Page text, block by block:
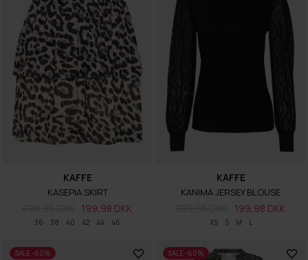
36 38 40 42 44 46
KAFFE
KASEPIA SKIRT
199,98 DKK
XS S M L
KAFFE
KANIMA JERSEY BLOUSE
199,98 DKK
SALE -60% SALE -60%